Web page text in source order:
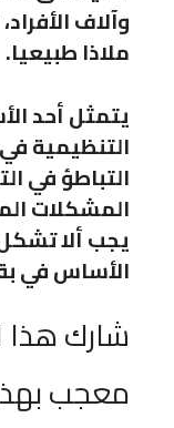
وآلاف
ملاذا طبيعيا.
يتمثل أحد
التنظيمية
التباطؤ في
المشكلات
يجب ألا
الأساس في
شارك
معجب